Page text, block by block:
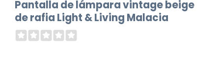
Pantalla de lámpara vintage beige
de rafia Light & Living Malacia